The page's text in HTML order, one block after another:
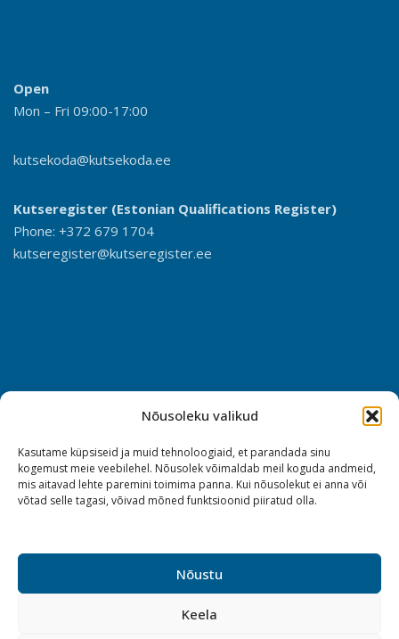
Nõusoleku valikud
Kasutame küpsiseid ja muid tehnoloogiaid, et parandada sinu
kogemust meie veebilehel. Nõusolek võimaldab meil koguda andmeid,
mis aitavad lehte paremini toimima panna. Kui nõusolekut ei anna või
võtad selle tagasi, võivad mõned funktsioonid piiratud olla.
Nõustu
Keela
Open
Mon – Fri 09:00-17:00
kutsekoda@kutsekoda.ee
Kutseregister (Estonian Qualifications Register)
Phone: +372 679 1704
kutseregister@kutseregister.ee